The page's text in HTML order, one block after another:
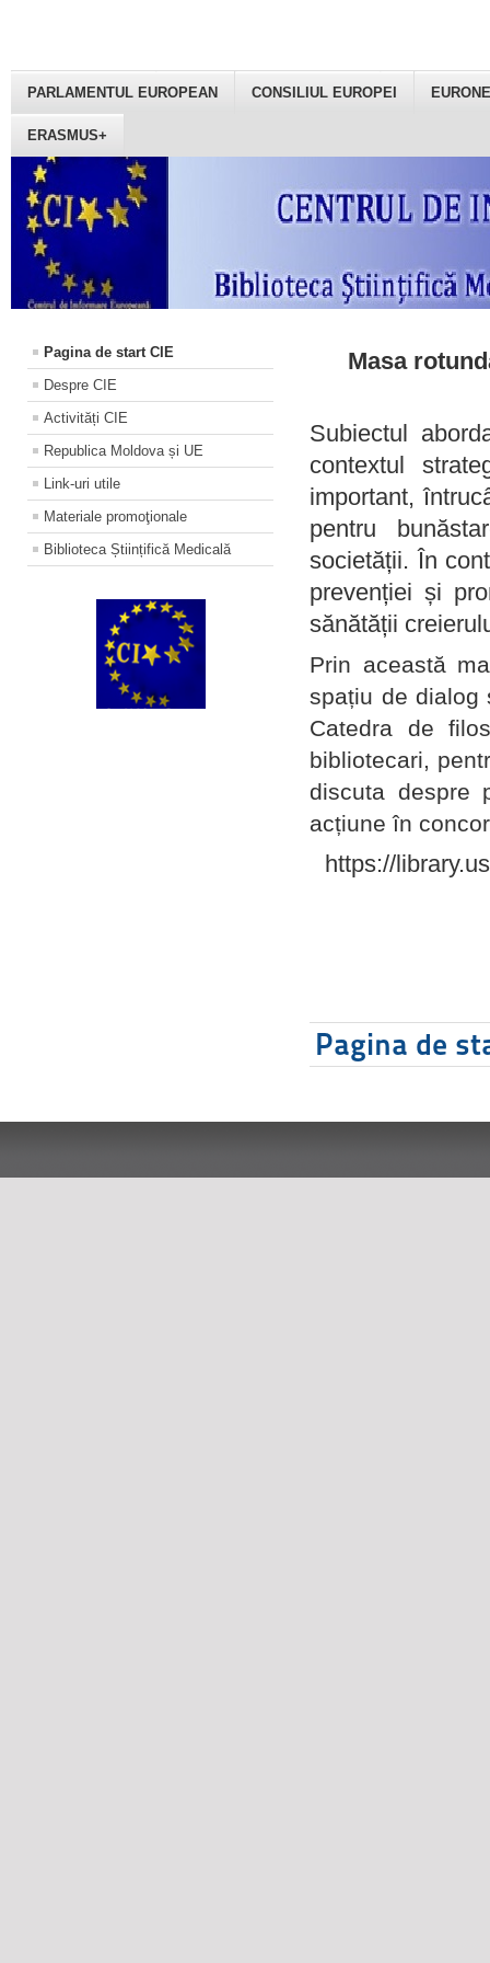
PARLAMENTUL EUROPEAN CONSILIUL EUROPEI
ERASMUS+
Pagina de start CIE
Despre CIE
Activități CIE
Republica Moldova și UE
Link-uri utile
Materiale promoţionale
Biblioteca Științifică Medicală
Masa
Subiectul
contextul
important,
pentru
societății. În
prevenției și
sănătății
Prin această
spațiu de dialog
Catedra de
bibliotecari,
discuta despre
acțiune în
https://
Pagina de